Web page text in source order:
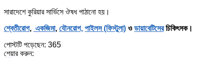
সারাদেশে কুরিয়ার সার্ভিসে ঔষধ পাঠানো হয়।
শ্বেতীরোগ, একজিমা, যৌনরোগ, পাইলস (ফিস্টুলা) ও ডায়াবেটিসেরচিকিৎসক।
পোস্টটি পড়েছেন: 365
শেয়ার করুন: